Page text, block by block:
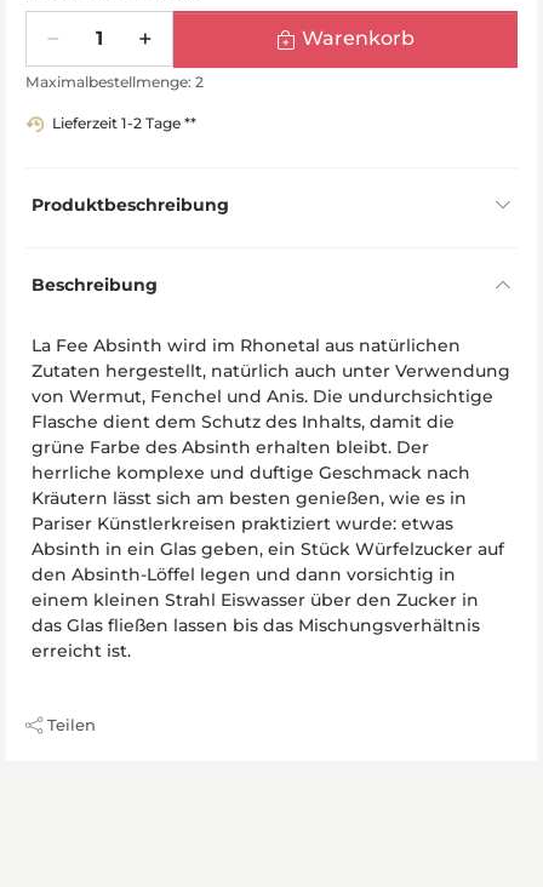
Warenkorb
Maximalbestellmenge: 2
Lieferzeit 1-2 Tage **
Produktbeschreibung
Beschreibung
La Fee Absinth wird im Rhonetal aus natürlichen
Zutaten hergestellt, natürlich auch unter Verwendung
von Wermut, Fenchel und Anis. Die undurchsichtige
Flasche dient dem Schutz des Inhalts, damit die
grüne Farbe des Absinth erhalten bleibt. Der
herrliche komplexe und duftige Geschmack nach
Kräutern lässt sich am besten genießen, wie es in
Pariser Künstlerkreisen praktiziert wurde: etwas
Absinth in ein Glas geben, ein Stück Würfelzucker auf
den Absinth-Löffel legen und dann vorsichtig in
einem kleinen Strahl Eiswasser über den Zucker in
das Glas fließen lassen bis das Mischungsverhältnis
erreicht ist.
Teilen